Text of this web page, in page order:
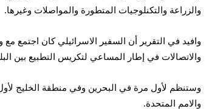
والزراعة والتكنلوجيات المتطورة والمواصلات وغيرها.
وافيد في التقرير أن السفير الاسرائيلي كان اجتمع
والاتصالات في إطار المساعي لتكريس التطبيع بين
وستنظم لأول مرة في البحرين وفي منطقة الخليج
والامم المتحدة.